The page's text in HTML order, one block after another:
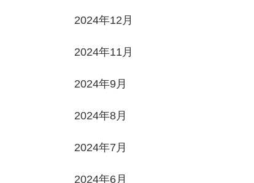
2024年12月
2024年11月
2024年9月
2024年8月
2024年7月
2024年6月